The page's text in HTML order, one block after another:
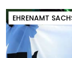
EHRENAMT